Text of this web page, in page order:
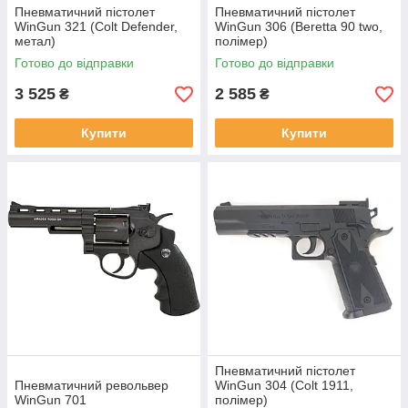
Пневматичний пістолет
WinGun 321 (Colt Defender,
метал)
Готово до відправки
3 525 ₴
Купити
Пневматичний пістолет
WinGun 306 (Beretta 90 two,
полімер)
Готово до відправки
2 585 ₴
Купити
Пневматичний револьвер
WinGun 701
Пневматичний пістолет
WinGun 304 (Colt 1911,
полімер)